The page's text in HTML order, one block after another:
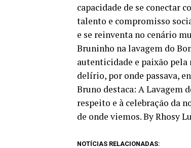
capacidade de se conectar
talento e compromisso
e se reinventa no cenário
Bruninho na lavagem do
autenticidade e paixão pela
delírio, por onde passava,
Bruno destaca: A Lavagem
respeito e à celebração da
de onde viemos. By Rhosy
NOTÍCIAS RELACIONADAS: